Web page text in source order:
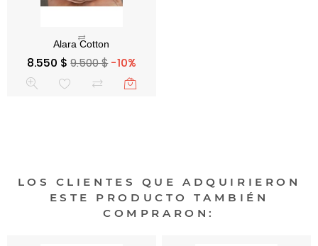
Precio base
9.500 $ -10%
Precio
8.550 $
LOS CLIENTES QUE ADQUIRIERON
ESTE PRODUCTO TAMBIÉN
COMPRARON: